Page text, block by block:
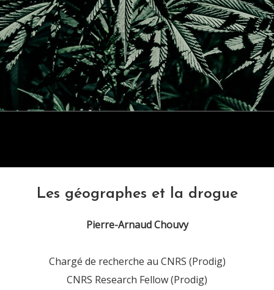
Les géographes et la drogue
Pierre-Arnaud Chouvy
Chargé de recherche au CNRS (Prodig)
CNRS Research Fellow (Prodig)